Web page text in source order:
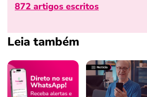
872 artigos escritos
Leia também